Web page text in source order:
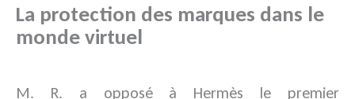
La protection des marques dans le
monde virtuel
M. R. a opposé à Hermès le premier